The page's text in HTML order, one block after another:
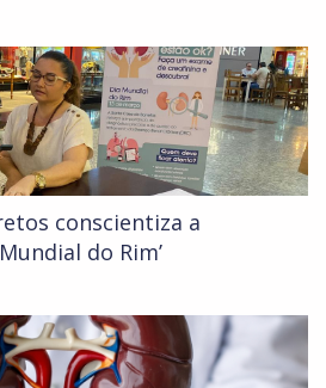
conscientiza a
do Rim’